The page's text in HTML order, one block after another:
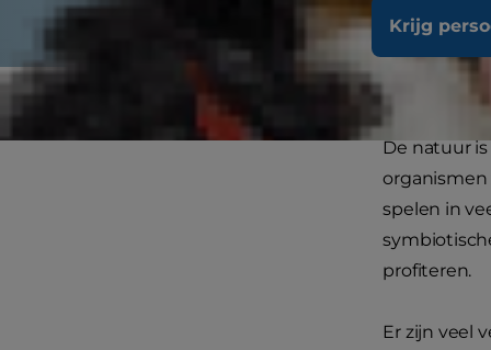
Krijg
De natuur
organismen
spelen in
profiteren.
Er zijn veel